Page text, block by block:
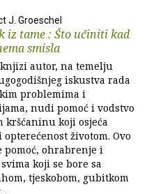
J. Groeschel
iz tame : Što učiniti kad
smisla
autor, na temelju
iskustva rada
problemima i
nudi pomoć i vodstvo
kršćaninu koji osjeća
životom. Ovo
pomoć, ohrabrenje i
koji se bore sa
tjeskobom, gubitkom